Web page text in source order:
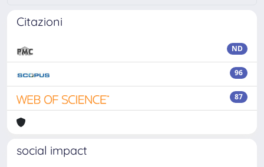
Citazioni
ND
96
87
social impact